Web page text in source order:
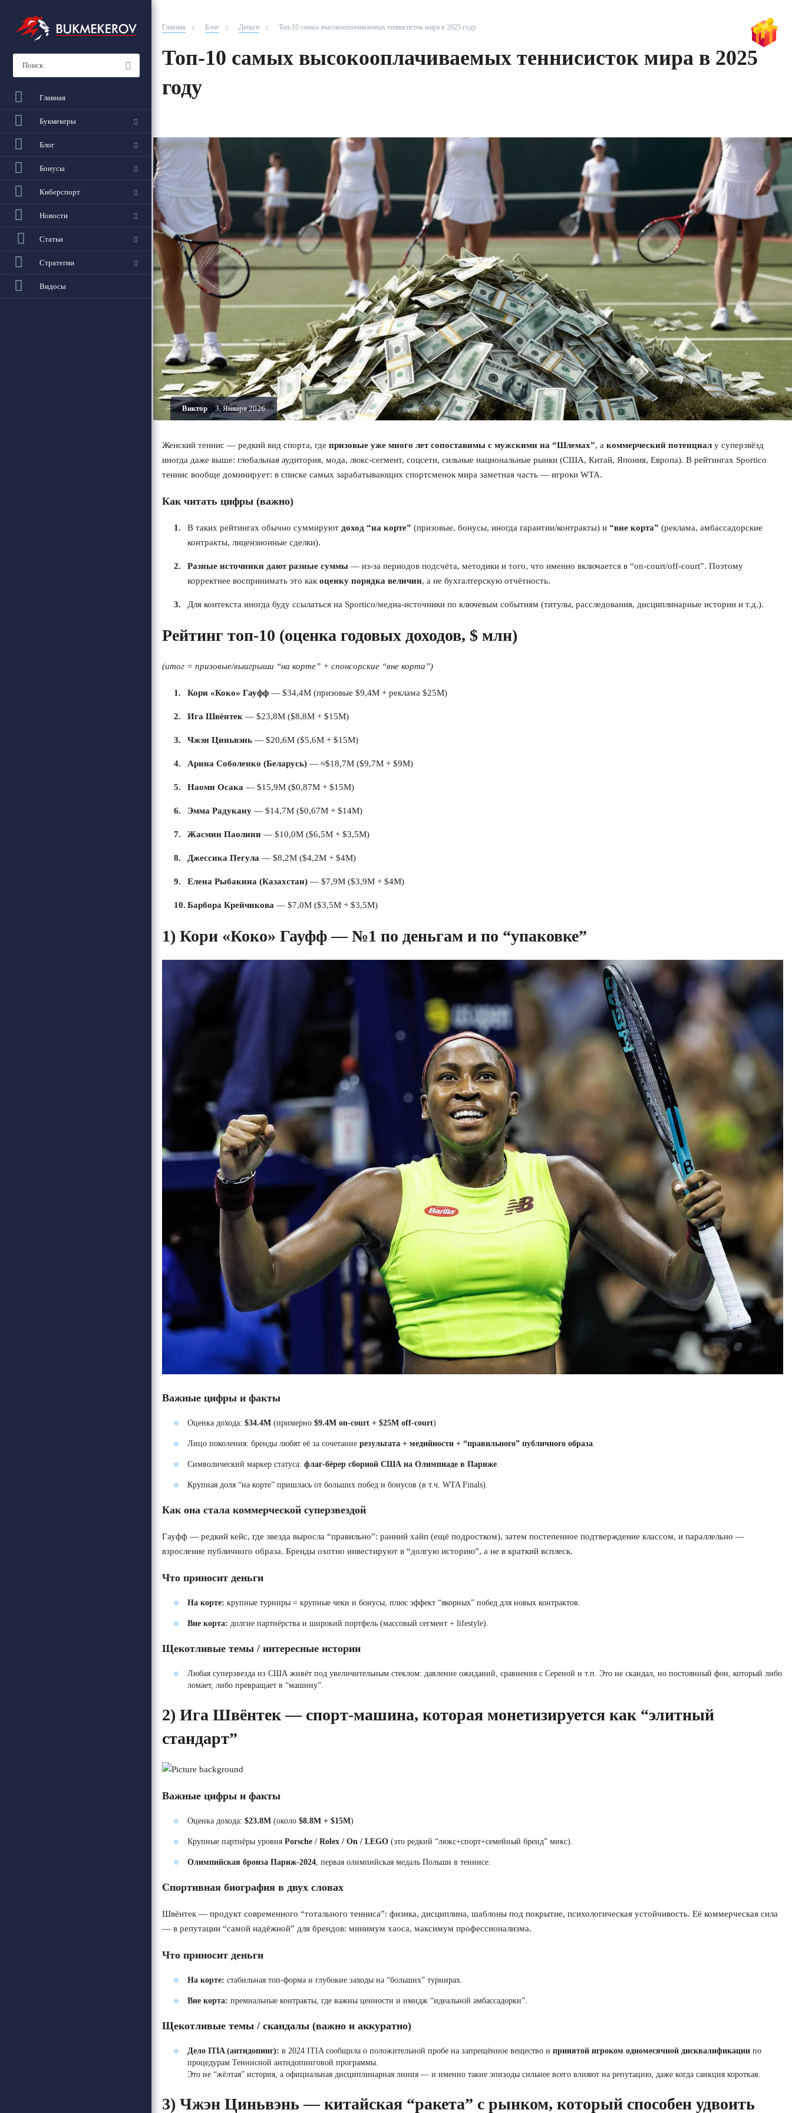
Главная
Букмекеры
Блог
Бонусы
Киберспорт
Новости
Статьи
Стратегии
Видосы
Главная Блог Деньги Топ-10 самых высокооплачиваемых теннисисток мира в 2025 году
Топ-10 самых высокооплачиваемых теннисисток мира в 2025
году
Виктор 3, Января 2026
Женский теннис — редкий вид спорта, где призовые уже много лет сопоставимы с мужскими на “Шлемах”, а коммерческий потенциал у суперзвёзд
иногда даже выше: глобальная аудитория, мода, люкс-сегмент, соцсети, сильные национальные рынки (США, Китай, Япония, Европа). В рейтингах Sportico
теннис вообще доминирует: в списке самых зарабатывающих спортсменок мира заметная часть — игроки WTA.
Как читать цифры (важно)
В таких рейтингах обычно суммируют доход “на корте” (призовые, бонусы, иногда гарантии/контракты) и “вне корта” (реклама, амбассадорские
контракты, лицензионные сделки).
Разные источники дают разные суммы — из-за периодов подсчёта, методики и того, что именно включается в “on-court/off-court”. Поэтому
корректнее воспринимать это как оценку порядка величин, а не бухгалтерскую отчётность.
Для контекста иногда буду ссылаться на Sportico/медиа-источники по ключевым событиям (титулы, расследования, дисциплинарные истории и т.д.).
Рейтинг топ-10 (оценка годовых доходов, $ млн)
(итог = призовые/выигрыши “на корте” + спонсорские “вне корта”)
Кори «Коко» Гауфф — $34,4M (призовые $9,4M + реклама $25M)
Ига Швёнтек — $23,8M ($8,8M + $15M)
Чжэн Циньвэнь — $20,6M ($5,6M + $15M)
Арина Соболенко (Беларусь) — ≈$18,7M ($9,7M + $9M)
Наоми Осака — $15,9M ($0,87M + $15M)
Эмма Радукану — $14,7M ($0,67M + $14M)
Жасмин Паолини — $10,0M ($6,5M + $3,5M)
Джессика Пегула — $8,2M ($4,2M + $4M)
Елена Рыбакина (Казахстан) — $7,9M ($3,9M + $4M)
Барбора Крейчикова — $7,0M ($3,5M + $3,5M)
1) Кори «Коко» Гауфф— №1 по деньгам и по “упаковке”
Важные цифры и факты
Оценка дохода: $34.4M (примерно $9.4M on-court + $25M off-court)
Лицо поколения: бренды любят её за сочетание результата + медийности + “правильного” публичного образа.
Символический маркер статуса: флаг-бёрер сборной США на Олимпиаде в Париже.
Крупная доля “на корте” пришлась от больших побед и бонусов (в т.ч. WTA Finals).
Как она стала коммерческой суперзвездой
Гауфф — редкий кейс, где звезда выросла “правильно”: ранний хайп (ещё подростком), затем постепенное подтверждение классом, и параллельно —
взросление публичного образа. Бренды охотно инвестируют в “долгую историю”, а не в краткий всплеск.
Что приносит деньги
На корте: крупные турниры = крупные чеки и бонусы, плюс эффект “якорных” побед для новых контрактов.
Вне корта: долгие партнёрства и широкий портфель (массовый сегмент + lifestyle).
Щекотливые темы / интересные истории
Любая суперзвезда из США живёт под увеличительным стеклом: давление ожиданий, сравнения с Сереной и т.п. Это не скандал, но постоянный фон, который либо
ломает, либо превращает в “машину”.
2) Ига Швёнтек— спорт-машина, которая монетизируется как “элитный
стандарт”
Важные цифры и факты
Оценка дохода: $23.8M (около $8.8M + $15M)
Крупные партнёры уровня Porsche / Rolex / On / LEGO (это редкий “люкс+спорт+семейный бренд” микс).
Олимпийская бронза Париж-2024, первая олимпийская медаль Польши в теннисе.
Спортивная биография в двух словах
Швёнтек — продукт современного “тотального тенниса”: физика, дисциплина, шаблоны под покрытие, психологическая устойчивость. Её коммерческая сила
— в репутации “самой надёжной” для брендов: минимум хаоса, максимум профессионализма.
Что приносит деньги
На корте: стабильная топ-форма и глубокие заходы на “больших” турнирах.
Вне корта: премиальные контракты, где важны ценности и имидж “идеальной амбассадорки”.
Щекотливые темы / скандалы (важно и аккуратно)
Дело ITIA (антидопинг): в 2024 ITIA сообщила о положительной пробе на запрещённое вещество и принятой игроком одномесячной дисквалификации по
процедурам Теннисной антидопинговой программы.
Это не “жёлтая” история, а официальная дисциплинарная линия — и именно такие эпизоды сильнее всего влияют на репутацию, даже когда санкция короткая.
3) Чжэн Циньвэнь — китайская “ракета” с рынком, который способен удвоить